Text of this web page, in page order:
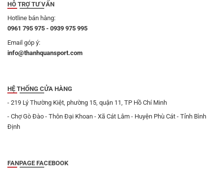
HỖ TRỢ TƯ VẤN
Hotline bán hàng:
0961 795 975 - 0939 975 995
Email góp ý:
info@thanhquansport.com
HỆ THỐNG CỬA HÀNG
- 219 Lý Thường Kiệt, phường 15, quận 11, TP Hồ Chí Minh
- Chợ Gò Đào - Thôn Đại Khoan - Xã Cát Lâm - Huyện Phù Cát - Tỉnh Bình
Định
FANPAGE FACEBOOK